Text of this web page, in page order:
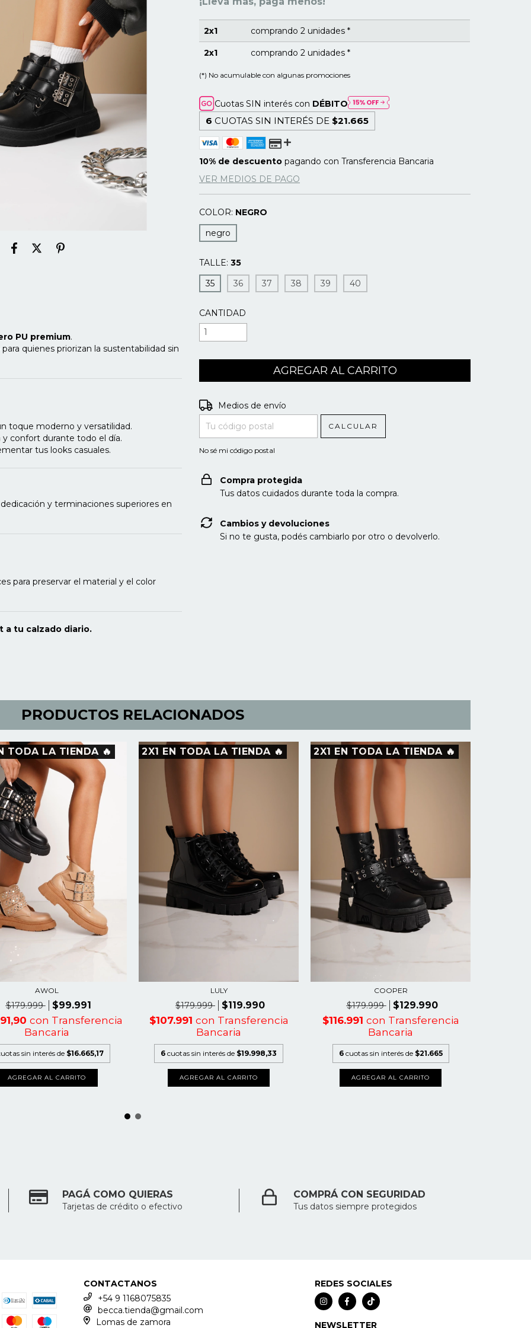
PU premium.
quienes priorizan la sustentabilidad sin
toque moderno y versatilidad.
y confort durante todo el día.
tus looks casuales.
y terminaciones superiores en
para preservar el material y el color
a tu calzado diario.
2x1 comprando 2 unidades *
2x1 comprando 2 unidades *
(*) No acumulable con algunas promociones
Cuotas SIN interés con DÉBITO
6 CUOTAS SIN INTERÉS DE $21.665
10% de descuento pagando con Transferencia Bancaria
VER MEDIOS DE PAGO
COLOR: NEGRO
negro
TALLE: 35
35
36 37 38 39 40
CANTIDAD
Entregas para el CP:
Medios de envío
CALCULAR
No sé mi código postal
Compra protegida
Tus datos cuidados durante toda la compra.
Cambios y devoluciones
Si no te gusta, podés cambiarlo por otro o devolverlo.
PRODUCTOS RELACIONADOS
TODA LA TIENDA 🔥
AWOL
$179.999 $99.991
con Transferencia
Bancaria
sin interés de $16.665,17
AGREGAR AL CARRITO
2X1 EN TODA LA TIENDA 🔥
LULY
$179.999 $119.990
$107.991 con Transferencia
Bancaria
6 cuotas sin interés de $19.998,33
AGREGAR AL CARRITO
2X1 EN TODA LA TIENDA 🔥
COOPER
$179.999 $129.990
$116.991 con Transferencia
Bancaria
6 cuotas sin interés de $21.665
AGREGAR AL CARRITO
PAGÁ COMO QUIERAS
Tarjetas de crédito o efectivo
COMPRÁ CON SEGURIDAD
Tus datos siempre protegidos
CONTACTANOS
+54 9 1168075835
becca.tienda@gmail.com
Lomas de zamora
REDES SOCIALES
NEWSLETTER